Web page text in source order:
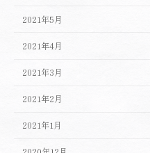
2021年5月
2021年4月
2021年3月
2021年2月
2021年1月